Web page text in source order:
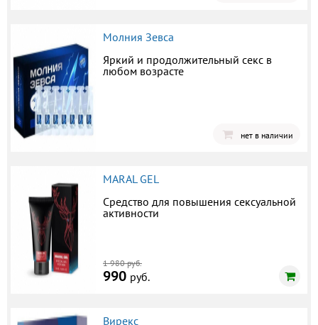
Молния Зевса
Яркий и продолжительный секс в
любом возрасте
нет в наличии
MARAL GEL
Средство для повышения сексуальной
активности
1 980 руб.
990 руб.
Вирекс